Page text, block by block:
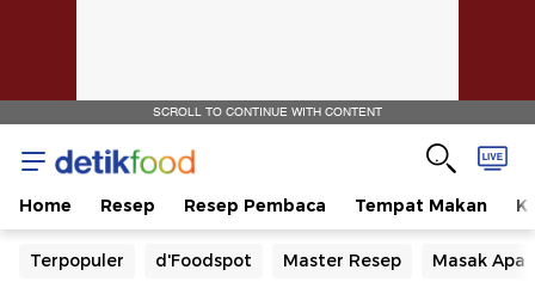
SCROLL TO CONTINUE WITH CONTENT
Home Resep Resep Pembaca Tempat Makan
Terpopuler d'Foodspot Master Resep Masak Apa